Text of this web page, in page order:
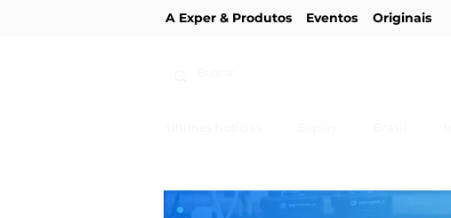
A Exper & Produtos Eventos Originais